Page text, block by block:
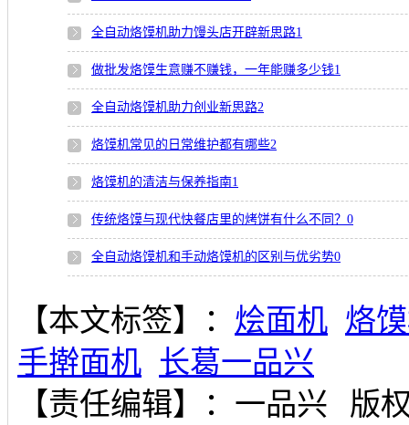
全自动烙馍机助力馒头店开辟新思路1
做批发烙馍生意赚不赚钱，一年能赚多少钱1
全自动烙馍机助力创业新思路2
烙馍机常见的日常维护都有哪些2
烙馍机的清洁与保养指南1
传统烙馍与现代快餐店里的烤饼有什么不同？ 0
全自动烙馍机和手动烙馍机的区别与优劣势0
【本文标签】： 烩面机 烙
手擀面机 长葛一品兴
【责任编辑】： 一品兴
版